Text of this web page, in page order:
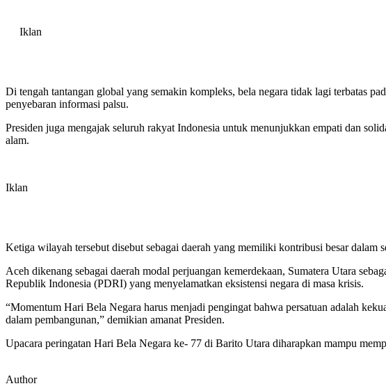
Iklan
Di tengah tantangan global yang semakin kompleks, bela negara tidak lagi terbatas
penyebaran informasi palsu.
Presiden juga mengajak seluruh rakyat Indonesia untuk menunjukkan empati dan
alam.
Iklan
Ketiga wilayah tersebut disebut sebagai daerah yang memiliki kontribusi besar dalam
Aceh dikenang sebagai daerah modal perjuangan kemerdekaan, Sumatera Utara
Republik Indonesia (PDRI) yang menyelamatkan eksistensi negara di masa krisis.
“Momentum Hari Bela Negara harus menjadi pengingat bahwa persatuan adalah
dalam pembangunan,” demikian amanat Presiden.
Upacara peringatan Hari Bela Negara ke- 77 di Barito Utara diharapkan mampu
Author